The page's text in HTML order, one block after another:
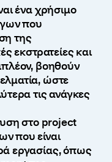
ένα χρήσιμο
που
της
εκστρατείες και
βοηθούν
ώστε
τις ανάγκες
στο project
που είναι
εργασίας, όπως